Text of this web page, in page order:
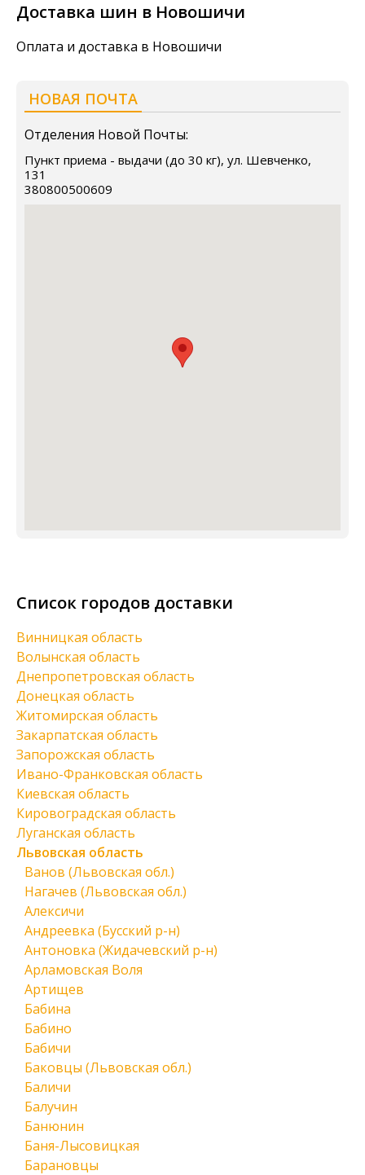
Доставка шин в Новошичи
Оплата и доставка в Новошичи
НОВАЯ ПОЧТА
Отделения Новой Почты:
Пункт приема - выдачи (до 30 кг), ул. Шевченко,
131
380800500609
Список городов доставки
Винницкая область
Волынская область
Днепропетровская область
Донецкая область
Житомирская область
Закарпатская область
Запорожская область
Ивано-Франковская область
Киевская область
Кировоградская область
Луганская область
Львовская область
Ванов (Львовская обл.)
Нагачев (Львовская обл.)
Алексичи
Андреевка (Бусский р-н)
Антоновка (Жидачевский р-н)
Арламовская Воля
Артищев
Бабина
Бабино
Бабичи
Баковцы (Львовская обл.)
Баличи
Балучин
Банюнин
Баня-Лысовицкая
Барановцы